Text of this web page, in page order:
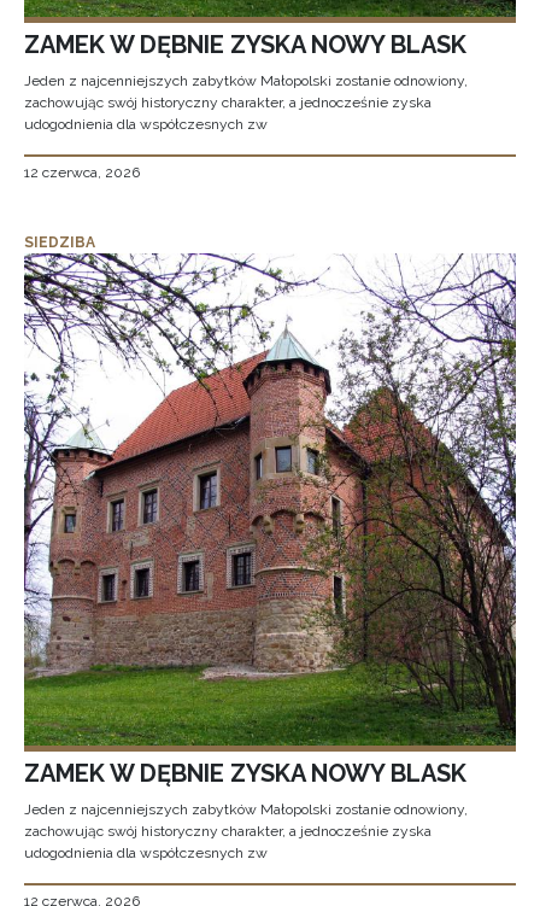
ZAMEK W DĘBNIE ZYSKA NOWY BLASK
Jeden z najcenniejszych zabytków Małopolski zostanie odnowiony,
zachowując swój historyczny charakter, a jednocześnie zyska
udogodnienia dla współczesnych zw
12 czerwca, 2026
SIEDZIBA
ZAMEK W DĘBNIE ZYSKA NOWY BLASK
Jeden z najcenniejszych zabytków Małopolski zostanie odnowiony,
zachowując swój historyczny charakter, a jednocześnie zyska
udogodnienia dla współczesnych zw
12 czerwca, 2026